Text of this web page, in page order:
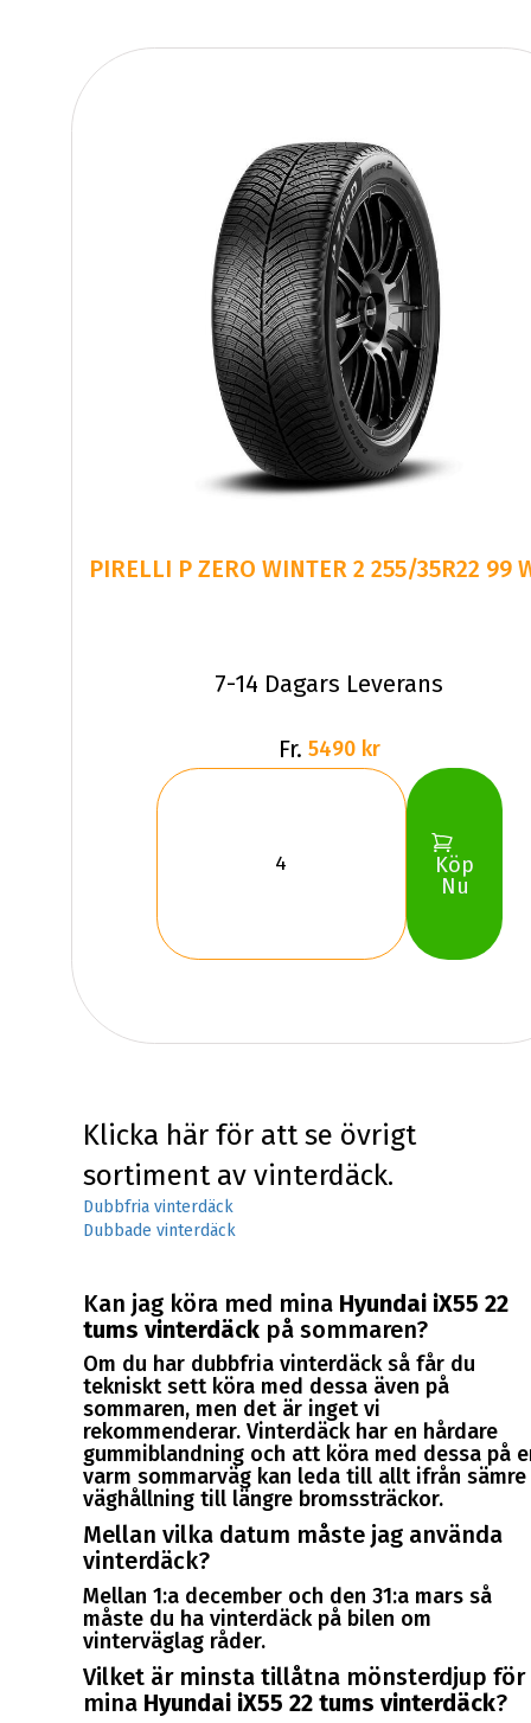
7-14 Dagars Leverans
Fr. 5490 kr
Köp
Nu
Klicka här för att se övrigt
sortiment av vinterdäck.
Dubbfria vinterdäck
Dubbade vinterdäck
Kan jag köra med mina Hyundai iX55 22
tums vinterdäck på sommaren?
Om du har dubbfria vinterdäck så får du
tekniskt sett köra med dessa även på
sommaren, men det är inget vi
rekommenderar. Vinterdäck har en hårdare
gummiblandning och att köra med dessa på
varm sommarväg kan leda till allt ifrån sämre
väghållning till längre bromssträckor.
Mellan vilka datum måste jag använda
vinterdäck?
Mellan 1:a december och den 31:a mars så
måste du ha vinterdäck på bilen om
vinterväglag råder.
Vilket är minsta tillåtna mönsterdjup för
mina Hyundai iX55 22 tums vinterdäck?